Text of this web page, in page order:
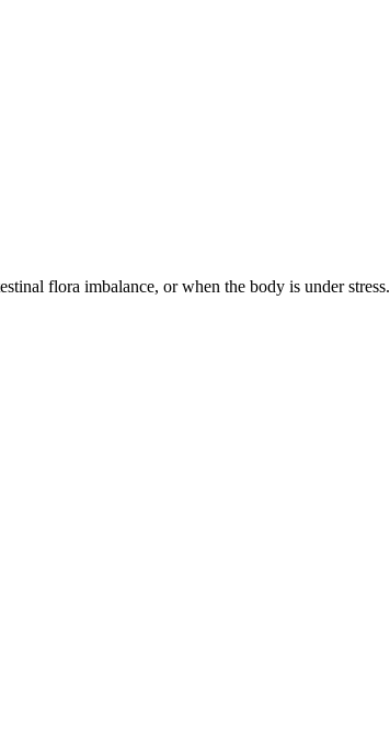
flora imbalance, or when the body is under